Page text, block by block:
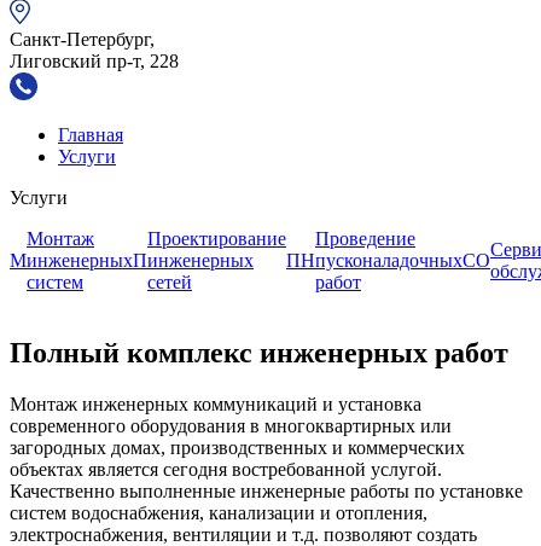
Санкт-Петербург,
Лиговский пр-т, 228
Главная
Услуги
Услуги
М
Монтаж
инженерных
систем
П
Проектирование
инженерных
сетей
ПН
Проведение
пусконаладочных
работ
CО
Полный комплекс инженерных работ
Монтаж инженерных коммуникаций и установка
современного оборудования в многоквартирных или
загородных домах, производственных и коммерческих
объектах является сегодня востребованной услугой.
Качественно выполненные инженерные работы по установке
систем водоснабжения, канализации и отопления,
электроснабжения, вентиляции и т.д. позволяют создать